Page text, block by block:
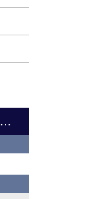
Kết quả Brazil Campeonato Baiano Division